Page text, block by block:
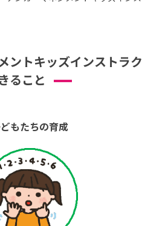
ントキッズインストラク
ること
もたちの育成